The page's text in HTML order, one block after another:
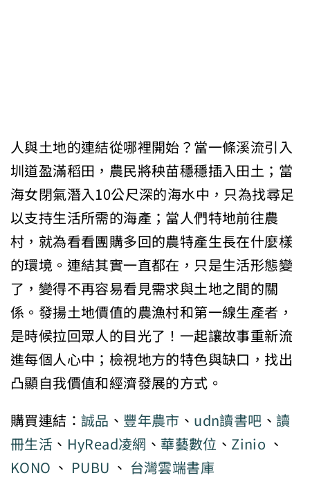
人與土地的連結從哪裡開始？當一條溪流引入
圳道盈滿稻田，農民將秧苗穩穩插入田土；當
海女閉氣潛入10公尺深的海水中，只為找尋足
以支持生活所需的海產；當人們特地前往農
村，就為看看團購多回的農特產生長在什麼樣
的環境。連結其實一直都在，只是生活形態變
了，變得不再容易看見需求與土地之間的關
係。發揚土地價值的農漁村和第一線生產者，
是時候拉回眾人的目光了！一起讓故事重新流
進每個人心中；檢視地方的特色與缺口，找出
凸顯自我價值和經濟發展的方式。
購買連結：誠品、豐年農市、udn讀書吧、讀
冊生活、HyRead凌網、華藝數位、Zinio 、
KONO 、 PUBU 、 台灣雲端書庫